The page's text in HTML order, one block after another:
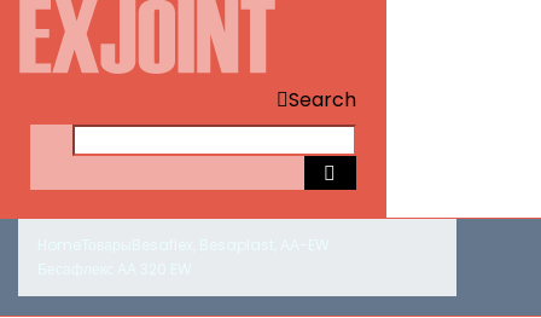
Search